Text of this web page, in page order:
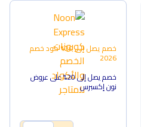
خصم يصل إلى 20% كود خصم
2026
خصم يصل إلى 20% على عروض
نون إكسبرس